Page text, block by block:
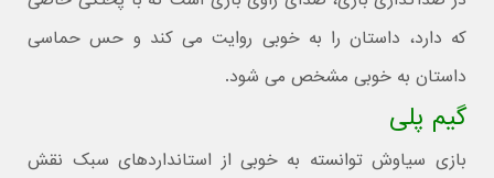
که دارد، داستان را به خوبی روایت می کند و حس حماسی
داستان به خوبی مشخص می شود.
گیم پلی
بازی سیاوش توانسته به خوبی از استانداردهای سبک نقش